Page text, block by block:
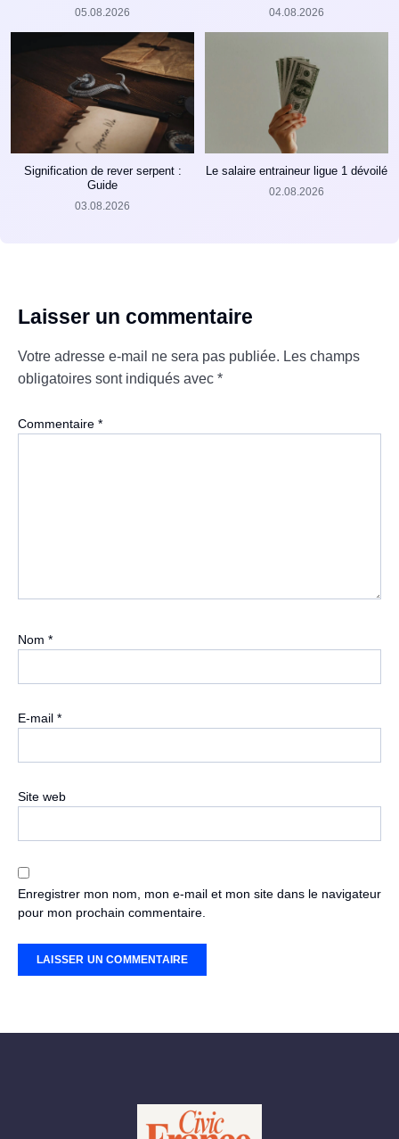
05.08.2026 04.08.2026
Signification de rever serpent :
Guide
03.08.2026
Le salaire entraineur ligue 1 dévoilé
02.08.2026
Laisser un commentaire
Votre adresse e-mail ne sera pas publiée. Les champs
obligatoires sont indiqués avec *
Commentaire *
Nom *
E-mail *
Site web
Enregistrer mon nom, mon e-mail et mon site dans le navigateur
pour mon prochain commentaire.